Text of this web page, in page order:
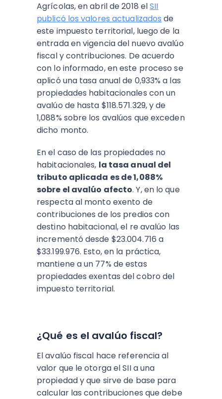
Agrícolas, en abril de 2018 elSII
publicó los valores actualizados de
este impuesto territorial, luego de la
entrada en vigencia del nuevo avalúo
fiscal y contribuciones. De acuerdo
con lo informado, en este proceso se
aplicó una tasa anual de 0,933% a las
propiedades habitacionales con un
avalúo de hasta $118.571.329, y de
1,088% sobre los avalúos que exceden
dicho monto.
En el caso de las propiedades no
habitacionales, la tasa anual del
tributo aplicada es de 1,088%
sobre el avalúo afecto. Y, en lo que
respecta al monto exento de
contribuciones de los predios con
destino habitacional, el re avalúo las
incrementó desde $23.004.716 a
$33.199.976. Esto, en la práctica,
mantiene a un 77% de estas
propiedades exentas del cobro del
impuesto territorial.
¿Qué es el avalúo fiscal?
El avalúo fiscal hace referencia al
valor que le otorga el SII a una
propiedad y que sirve de base para
calcular las contribuciones que debe